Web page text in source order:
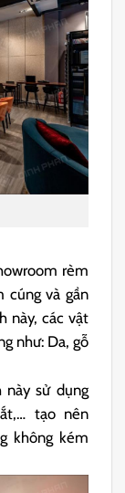
rèm
cúng và gần
này, các vật
như: Da, gỗ
sử dụng
tạo nên
không kém